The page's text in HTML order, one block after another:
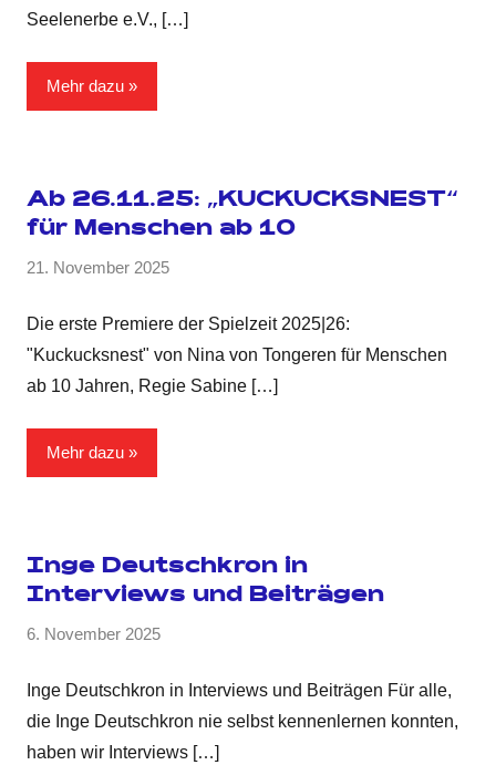
Seelenerbe e.V., […]
Mehr dazu
Ab 26.11.25: „KUCKUCKSNEST“
für Menschen ab 10
21. November 2025
Die erste Premiere der Spielzeit 2025|26:
"Kuckucksnest" von Nina von Tongeren für Menschen
ab 10 Jahren, Regie Sabine […]
Mehr dazu
Inge Deutschkron in
Interviews und Beiträgen
6. November 2025
Inge Deutschkron in Interviews und Beiträgen Für alle,
die Inge Deutschkron nie selbst kennenlernen konnten,
haben wir Interviews […]